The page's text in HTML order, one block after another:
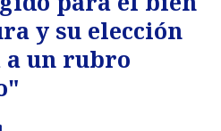
y su elección
a un rubro